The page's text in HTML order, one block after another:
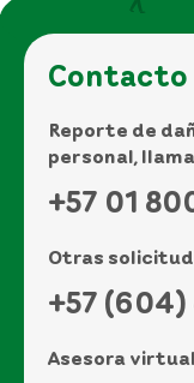
Contacto
Reporte de
personal,
+57 01
Otras
+57 (604)
Asesora